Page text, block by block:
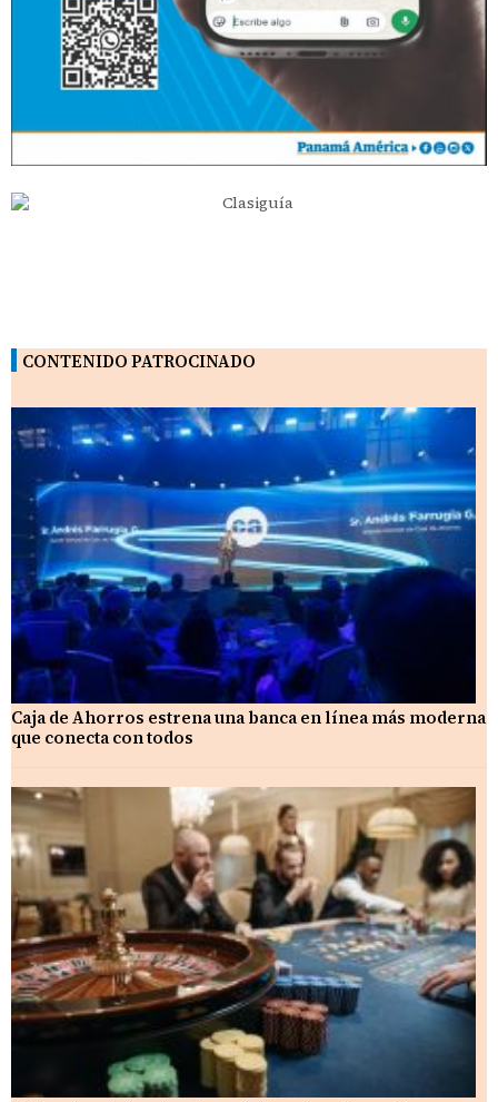
CONTENIDO PATROCINADO
Caja de Ahorros estrena una banca en línea más moderna
que conecta con todos